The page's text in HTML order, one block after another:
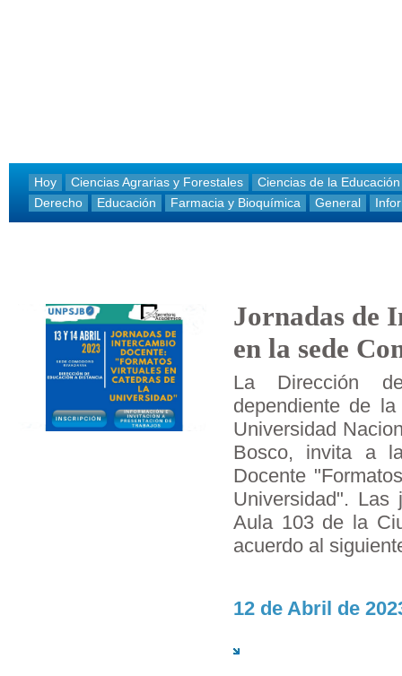
Hoy Ciencias Agrarias y Forestales
Ciencias de la Educación
Derecho
Educación Farmacia y Bioquímica General
Jornadas de
en la sede
La Dirección
dependiente de
Universidad
Bosco, invita a
Docente
Universidad". Las
Aula 103 de la
acuerdo al
12 de Abril de